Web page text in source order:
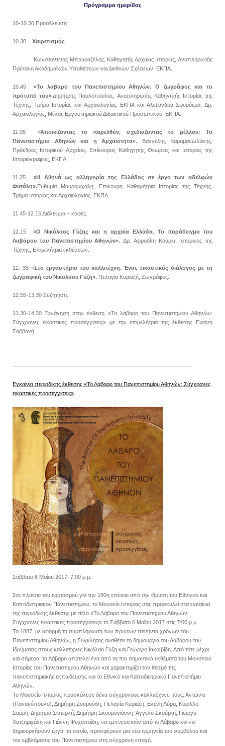
Πρόγραμμα ημερίδας
10-10.30 Προσέλευση
10.30 Χαιρετισμός
Κωνσταντίνος Μπουραζέλης, Καθηγητής Αρχαίας Ιστορίας, Αναπληρωτής
Πρύτανη Ακαδημαϊκών Υποθέσεων και Διεθνών Σχέσεων, ΕΚΠΑ.
10.45«Το λάβαρο του Πανεπιστημίου Αθηνών. Ο ζωγράφος και το
πρότυπό του».Δημήτρης Παυλόπουλος, Αναπληρωτής Καθηγητής Ιστορίας της
Τέχνης, Τμήμα Ιστορίας και Αρχαιολογίας, ΕΚΠΑ και Αλεξάνδρα Σφυρόερα, Δρ.
Αρχαιολογίας, Μέλος Εργαστηριακού Διδακτικού Προσωπικού, ΕΚΠΑ.
11.05 «Αποικίζοντας το παρελθόν, σχεδιάζοντας το μέλλον: Το
Πανεπιστήμιο Αθηνών και η Αρχαιότητα».
Βαγγέλης Καραμανωλάκης,
Πρόεδρος Ιστορικού Αρχείου, Επίκουρος Καθηγητής Θεωρίας και Ιστορίας της
Ιστοριογραφίας, ΕΚΠΑ.
11.25«Η Αθηνά ως αλληγορία της Ελλάδος σε έργο των αδελφών
Φυτάλη».Ευθυμία Μαυρομιχάλη, Επίκουρη Καθηγήτρια Ιστορίας της Τέχνης,
Τμήμα Ιστορίας και Αρχαιολογίας, ΕΚΠΑ.
11.45-12.15 Διάλειμμα – καφές.
12.15 «Ο Νικόλαος Γύζης και η αρχαία Ελλάδα. Το παράδειγμα του
Λαβάρου του Πανεπιστημίου Αθηνών». Δρ. Αφροδίτη Κούρια, Ιστορικός της
Τέχνης, Επιμελήτρια εκθέσεων.
12. 35 «Στο εργαστήριο του καλλιτέχνη. Ένας εικαστικός διάλογος με τη
ζωγραφική του Νικολάου Γύζη». Πελαγία Κυριαζή, Ζωγράφος.
12.55-13.30 Συζήτηση.
13.30-14.30 Ξενάγηση στην έκθεση «Το λάβαρο του Πανεπιστημίου Αθηνών:
Σύγχρονες εικαστικές προσεγγίσεις» με την επιμελήτρια της έκθεσης Ειρήνη
Σαββανή.
Εγκαίνια περιοδικής έκθεσης «Το Λάβαρο του Πανεπιστημίου Αθηνών: Σύγχρονες
εικαστικές προσεγγίσεις»
Σάββατο 6 Μαΐου 2017, 7.00 μ.μ.
Στο πλαίσιο του εορτασμού για την 180η επέτειο από την ίδρυση του Εθνικού και
Καποδιστριακού Πανεπιστημίου, το Μουσείο Ιστορίας σας προσκαλεί στα εγκαίνια
της περιοδικής έκθεσης με τίτλο «Το Λάβαρο του Πανεπιστημίου Αθηνών:
Σύγχρονες εικαστικές προσεγγίσεις» το Σάββατο 6 Μαΐου 2017 στις 7:00 μ.μ.
Το 1887, με αφορμή τη συμπλήρωση των πρώτων πενήντα χρόνων του
Πανεπιστημίου Αθηνών, η Σύγκλητος αναθέτει τη δημιουργία του Λαβάρου του
Ιδρύματος στους καλλιτέχνες Νικόλαο Γύζη και Γεώργιο Ιακωβίδη. Από τότε μέχρι
και σήμερα, το Λάβαρο αποτελεί ένα από τα πιο σημαντικά εκθέματα του Μουσείου
Ιστορίας του Πανεπιστημίου Αθηνών και χαρακτηρίζει τον θεσμό της
πανεπιστημιακής εκπαίδευσης και το Εθνικό και Καποδιστριακό Πανεπιστήμιο
Αθηνών.
Το Μουσείο Ιστορίας προσκάλεσε δέκα σύγχρονους καλλιτέχνες, τους: Αντώνιο
(Παναγόπουλο), Δημήτρη Ζουρούδη, Πελαγία Κυριαζή, Ελένη Λύρα, Κύριλλο
Σαρρή, Δήμητρα Σιατερλή, Δημήτρη Σκουρογιάννη, Άγγελο Σκούρτη, Γιώργο
Χατζημιχάλη και Γιάννη Ψυχοπαίδη, να εμπνευστούν από το Λάβαρο και να
δημιουργήσουν έργα, τα οποία, προσφέρουν μια νέα ερμηνεία του συμβόλου και
του εμβλήματος του Πανεπιστήμιου στη σύγχρονη εποχή.